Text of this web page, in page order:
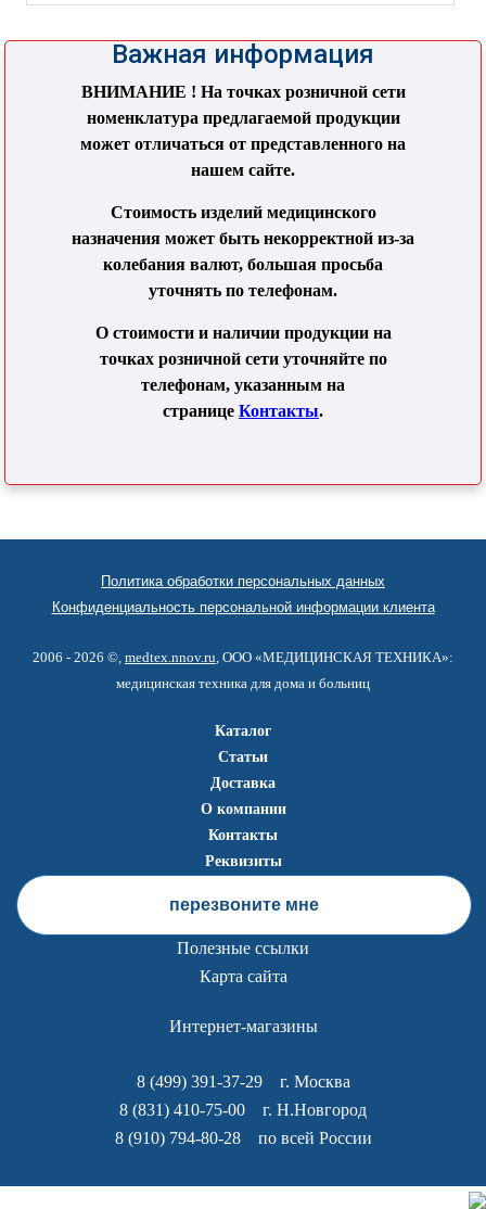
Важная информация
ВНИМАНИЕ ! На точках розничной сети
номенклатура предлагаемой продукции
может отличаться от представленного на
нашем сайте.
Стоимость изделий медицинского
назначения может быть некорректной из-за
колебания валют, большая просьба
уточнять по телефонам.
О стоимости и наличии продукции на
точках розничной сети уточняйте по
телефонам, указанным на
странице Контакты.
Политика обработки персональных данных
Конфиденциальность персональной информации клиента
2006 - 2026 ©, medtex.nnov.ru , ООО «МЕДИЦИНСКАЯ ТЕХНИКА»:
медицинская техника для дома и больниц
Каталог
Статьи
Доставка
О компании
Контакты
Реквизиты
перезвоните мне
Полезные ссылки
Карта сайта
Интернет-магазины
8 (499) 391-37-29г. Москва
8 (831) 410-75-00 г. Н.Новгород
8 (910) 794-80-28по всей России